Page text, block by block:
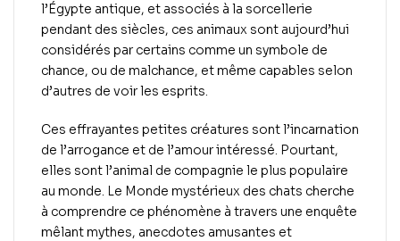
l’Égypte antique, et associés à la sorcellerie
pendant des siècles, ces animaux sont aujourd’hui
considérés par certains comme un symbole de
chance, ou de malchance, et même capables selon
d’autres de voir les esprits.
Ces effrayantes petites créatures sont l’incarnation
de l’arrogance et de l’amour intéressé. Pourtant,
elles sont l’animal de compagnie le plus populaire
au monde. Le Monde mystérieux des chats cherche
à comprendre ce phénomène à travers une enquête
mêlant mythes, anecdotes amusantes et